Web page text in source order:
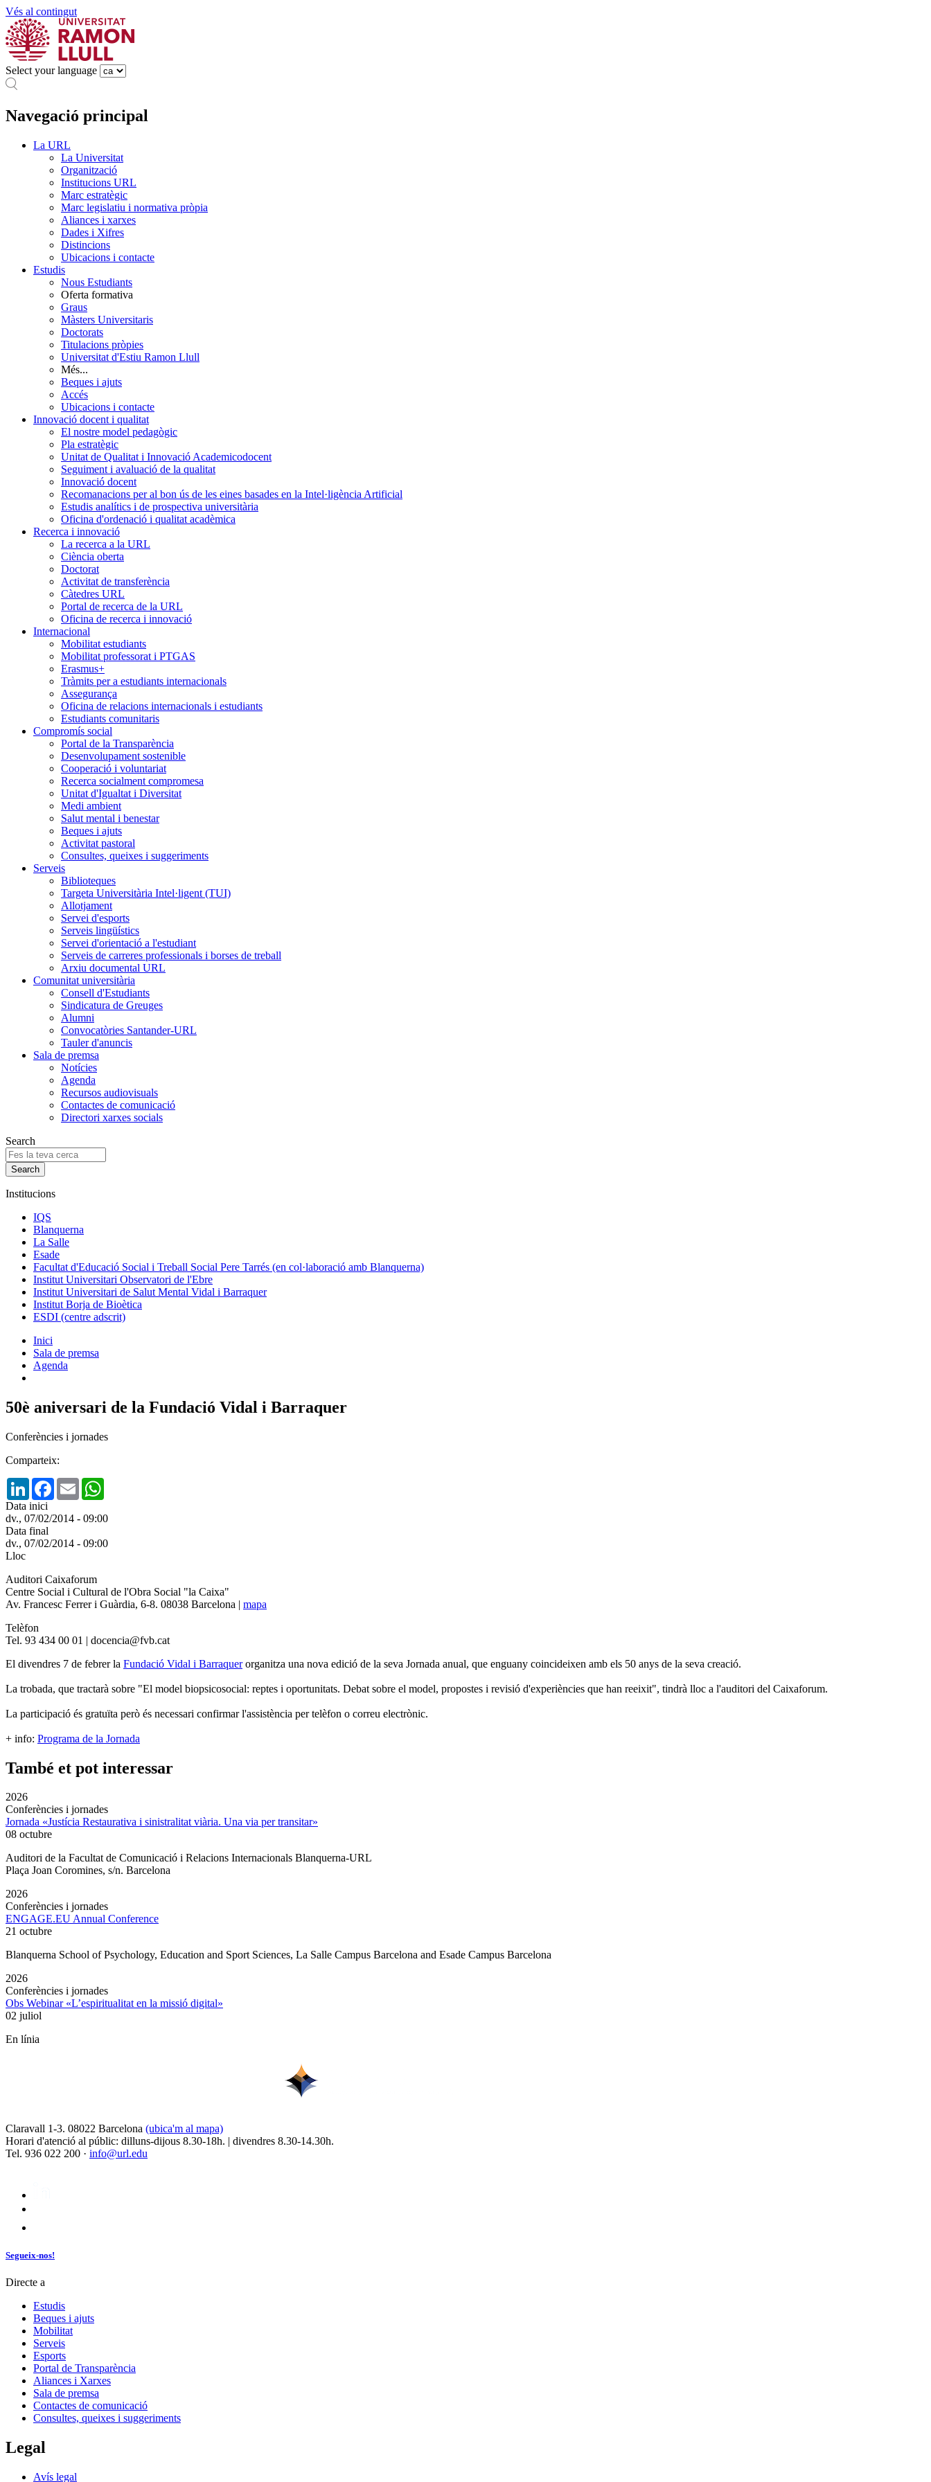
Vés al contingut
Select your language
Navegació principal
La URL
La Universitat
Organització
Institucions URL
Marc estratègic
Marc legislatiu i normativa pròpia
Aliances i xarxes
Dades i Xifres
Distincions
Ubicacions i contacte
Estudis
Nous Estudiants
Oferta formativa
Graus
Màsters Universitaris
Doctorats
Titulacions pròpies
Universitat d'Estiu Ramon Llull
Més...
Beques i ajuts
Accés
Ubicacions i contacte
Innovació docent i qualitat
El nostre model pedagògic
Pla estratègic
Unitat de Qualitat i Innovació Academicodocent
Seguiment i avaluació de la qualitat
Innovació docent
Recomanacions per al bon ús de les eines basades en la Intel·ligència Artificial
Estudis analítics i de prospectiva universitària
Oficina d'ordenació i qualitat acadèmica
Recerca i innovació
La recerca a la URL
Ciència oberta
Doctorat
Activitat de transferència
Càtedres URL
Portal de recerca de la URL
Oficina de recerca i innovació
Internacional
Mobilitat estudiants
Mobilitat professorat i PTGAS
Erasmus+
Tràmits per a estudiants internacionals
Assegurança
Oficina de relacions internacionals i estudiants
Estudiants comunitaris
Compromís social
Portal de la Transparència
Desenvolupament sostenible
Cooperació i voluntariat
Recerca socialment compromesa
Unitat d'Igualtat i Diversitat
Medi ambient
Salut mental i benestar
Beques i ajuts
Activitat pastoral
Consultes, queixes i suggeriments
Serveis
Biblioteques
Targeta Universitària Intel·ligent (TUI)
Allotjament
Servei d'esports
Serveis lingüístics
Servei d'orientació a l'estudiant
Serveis de carreres professionals i borses de treball
Arxiu documental URL
Comunitat universitària
Consell d'Estudiants
Sindicatura de Greuges
Alumni
Convocatòries Santander-URL
Tauler d'anuncis
Sala de premsa
Notícies
Agenda
Recursos audiovisuals
Contactes de comunicació
Directori xarxes socials
Search
Institucions
IQS
Blanquerna
La Salle
Esade
Facultat d'Educació Social i Treball Social Pere Tarrés (en col·laboració amb Blanquerna)
Institut Universitari Observatori de l'Ebre
Institut Universitari de Salut Mental Vidal i Barraquer
Institut Borja de Bioètica
ESDI (centre adscrit)
Inici
Sala de premsa
Agenda
50è aniversari de la Fundació Vidal i Barraquer
Conferències i jornades
Comparteix:
LinkedInFacebook
Email
Data inici
dv., 07/02/2014 - 09:00
Data final
dv., 07/02/2014 - 09:00
Lloc
Auditori Caixaforum
Centre Social i Cultural de l'Obra Social "la Caixa"
Av. Francesc Ferrer i Guàrdia, 6-8. 08038 Barcelona | mapa
Telèfon
Tel. 93 434 00 01 | docencia@fvb.cat
El divendres 7 de febrer la Fundació Vidal i Barraquerorganitza una nova edició de la seva Jornada anual, que enguany coincideixen amb els 50 anys de la seva creació.
La trobada, que tractarà sobre "El model biopsicosocial: reptes i oportunitats. Debat sobre el model, propostes i revisió d'experiències que han reeixit", tindrà lloc a l'auditori del Caixaforum.
La participació és gratuïta però és necessari confirmar l'assistència per telèfon o correu electrònic.
+ info: Programa de la Jornada
També et pot interessar
2026
Conferències i jornades
Jornada «Justícia Restaurativa i sinistralitat viària. Una via per transitar»
08 octubre
Auditori de la Facultat de Comunicació i Relacions Internacionals Blanquerna-URL
Plaça Joan Coromines, s/n. Barcelona
2026
Conferències i jornades
ENGAGE.EU Annual Conference
21 octubre
Blanquerna School of Psychology, Education and Sport Sciences, La Salle Campus Barcelona and Esade Campus Barcelona
2026
Conferències i jornades
Obs Webinar «L’espiritualitat en la missió digital»
02 juliol
En línia
Claravall 1-3. 08022 Barcelona (ubica'm al mapa)
Horari d'atenció al públic: dilluns-dijous 8.30-18h. | divendres 8.30-14.30h.
Tel. 936 022 200 · info@url.edu
Segueix-nos!
Directe a
Estudis
Beques i ajuts
Mobilitat
Serveis
Esports
Portal de Transparència
Aliances i Xarxes
Sala de premsa
Contactes de comunicació
Consultes, queixes i suggeriments
Legal
Avís legal